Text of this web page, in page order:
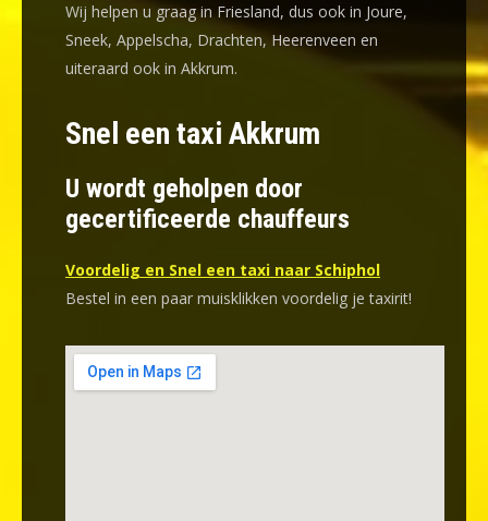
Wij helpen u graag in Friesland, dus ook in Joure,
Sneek, Appelscha, Drachten, Heerenveen en
uiteraard ook in Akkrum.
Snel een taxi Akkrum
U wordt geholpen door
gecertificeerde chauffeurs
Voordelig en Snel een taxi naar Schiphol
Bestel in een paar muisklikken voordelig je taxirit!